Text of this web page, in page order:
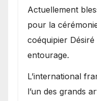
Actuellement
pour la
coéquipier
entourage.
L’international
l’un des grands